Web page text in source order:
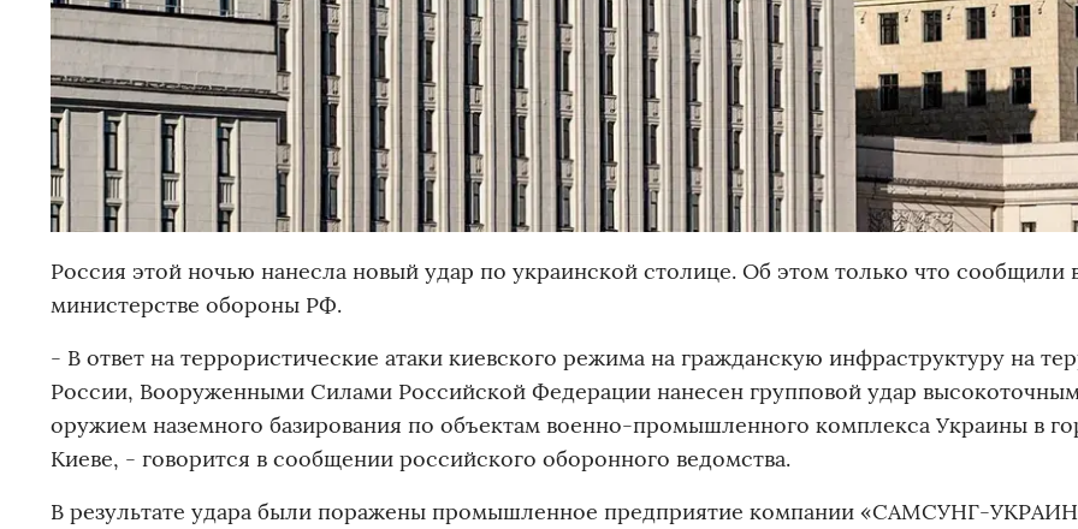
Россия этой ночью нанесла новый удар по украинской столице. Об этом только что сообщили
министерстве обороны РФ.
- В ответ на террористические атаки киевского режима на гражданскую инфраструктуру на
России, Вооруженными Силами Российской Федерации нанесен групповой удар
оружием наземного базирования по объектам военно-промышленного комплекса Украины в
Киеве, - говорится в сообщении российского оборонного ведомства.
В результате удара были поражены промышленное предприятие компании «САМСУНГ-